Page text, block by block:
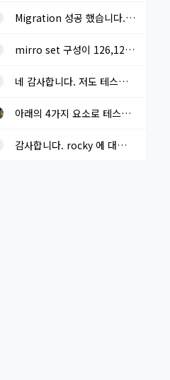
Migration 성공 했습니다. - 오프라인. 기본 레포에 추가적으로 extra...
mirro set 구성이 126,127 번 라인 말씀 하시는지요? gpg key sms 117...
네 감사합니다. 저도 테스트 중 입니다.
아래의 4가지 요소로 테스트를 해보고자 하고 있습니다. 결과가 나오...
감사합니다. rocky 에 대한 local repo는 구성해 두었습니다.